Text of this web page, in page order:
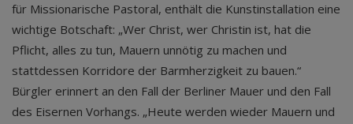
für Missionarische Pastoral, enthält die Kunstinstallation eine
wichtige Botschaft: „Wer Christ, wer Christin ist, hat die
Pflicht, alles zu tun, Mauern unnötig zu machen und
stattdessen Korridore der Barmherzigkeit zu bauen.“
Bürgler erinnert an den Fall der Berliner Mauer und den Fall
des Eisernen Vorhangs. „Heute werden wieder Mauern und